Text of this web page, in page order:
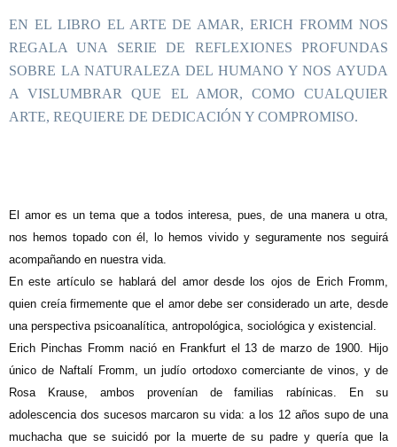
EN EL LIBRO EL ARTE DE AMAR, ERICH FROMM NOS
REGALA UNA SERIE DE REFLEXIONES PROFUNDAS
SOBRE LA NATURALEZA DEL HUMANO Y NOS AYUDA
A VISLUMBRAR QUE EL AMOR, COMO CUALQUIER
ARTE, REQUIERE DE DEDICACIÓN Y COMPROMISO.
E l amor es un tema que a todos interesa, pues, de una manera u otra,
nos hemos topado con él, lo hemos vivido y seguramente nos seguirá
acompañando en nuestra vida.
En este artículo se hablará del amor desde los ojos de Erich Fromm,
quien creía firmemente que el amor debe ser considerado un arte, desde
una perspectiva psicoanalítica, antropológica, sociológica y existencial.
Erich Pinchas Fromm nació en Frankfurt el 13 de marzo de 1900. Hijo
único de Naftalí Fromm, un judío ortodoxo comerciante de vinos, y de
Rosa Krause, ambos provenían de familias rabínicas. En su
adolescencia dos sucesos marcaron su vida: a los 12 años supo de una
muchacha que se suicidó por la muerte de su padre y quería que la